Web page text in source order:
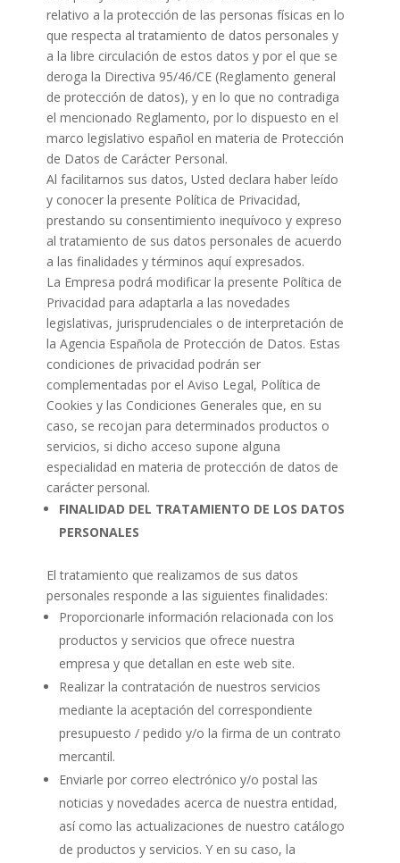
relativo a la protección de las personas físicas en lo
que respecta al tratamiento de datos personales y
a la libre circulación de estos datos y por el que se
deroga la Directiva 95/46/CE (Reglamento general
de protección de datos), y en lo que no contradiga
el mencionado Reglamento, por lo dispuesto en el
marco legislativo español en materia de Protección
de Datos de Carácter Personal.
Al facilitarnos sus datos, Usted declara haber leído
y conocer la presente Política de Privacidad,
prestando su consentimiento inequívoco y expreso
al tratamiento de sus datos personales de acuerdo
a las finalidades y términos aquí expresados.
La Empresa podrá modificar la presente Política de
Privacidad para adaptarla a las novedades
legislativas, jurisprudenciales o de interpretación de
la Agencia Española de Protección de Datos. Estas
condiciones de privacidad podrán ser
complementadas por el Aviso Legal, Política de
Cookies y las Condiciones Generales que, en su
caso, se recojan para determinados productos o
servicios, si dicho acceso supone alguna
especialidad en materia de protección de datos de
carácter personal.
FINALIDAD DEL TRATAMIENTO DE LOS DATOS
PERSONALES
El tratamiento que realizamos de sus datos
personales responde a las siguientes finalidades:
Proporcionarle información relacionada con los
productos y servicios que ofrece nuestra
empresa y que detallan en este web site.
Realizar la contratación de nuestros servicios
mediante la aceptación del correspondiente
presupuesto / pedido y/o la firma de un contrato
mercantil.
Enviarle por correo electrónico y/o postal las
noticias y novedades acerca de nuestra entidad,
así como las actualizaciones de nuestro catálogo
de productos y servicios. Y en su caso, la